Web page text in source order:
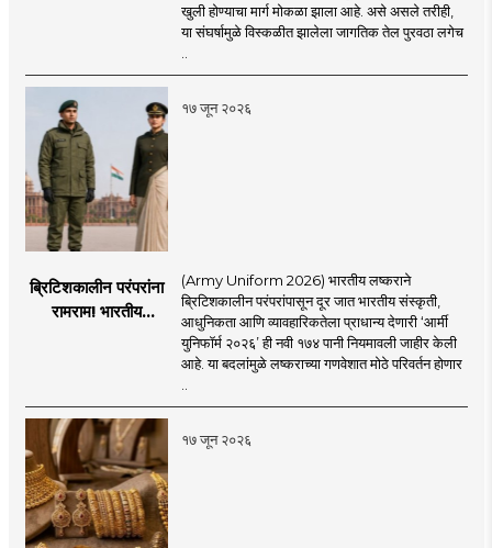
चिंता.
खुली होण्याचा मार्ग मोकळा झाला आहे. असे असले तरीही,
या संघर्षामुळे विस्कळीत झालेला जागतिक तेल पुरवठा लगेच
१७ जून २०२६
ब्रिटिशकालीन परंपरांना
रामराम! भारतीय
(Army Uniform 2026) भारतीय लष्कराने
ब्रिटिशकालीन परंपरांपासून दूर जात भारतीय संस्कृती,
आधुनिकता आणि व्यावहारिकतेला प्राधान्य देणारी ‘आर्मी
युनिफॉर्म २०२६’ ही नवी १७४ पानी नियमावली जाहीर केली
आहे. या बदलांमुळे लष्कराच्या गणवेशात मोठे परिवर्तन होणार
१७ जून २०२६